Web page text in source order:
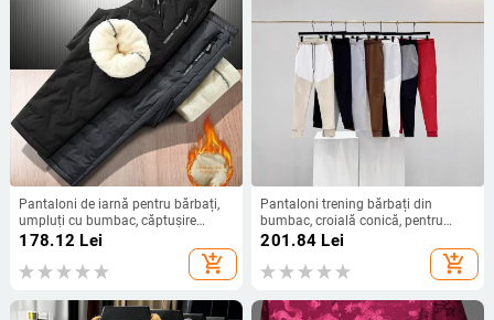
Pantaloni de iarnă pentru bărbați,
umpluți cu bumbac, căptușire
poliester, croială dreaptă, culoare
178.12 Lei
add_shopping_cart
Pantaloni trening bărbați din
bumbac, croială conică, pentru
sport și antrenament, țesătură 350
201.84 Lei
add_shopping_cart